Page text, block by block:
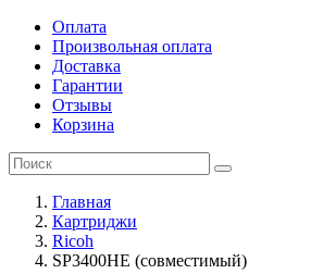
Оплата
Произвольная оплата
Доставка
Гарантии
Отзывы
Корзина
Главная
Картриджи
Ricoh
SP3400HE (совместимый)